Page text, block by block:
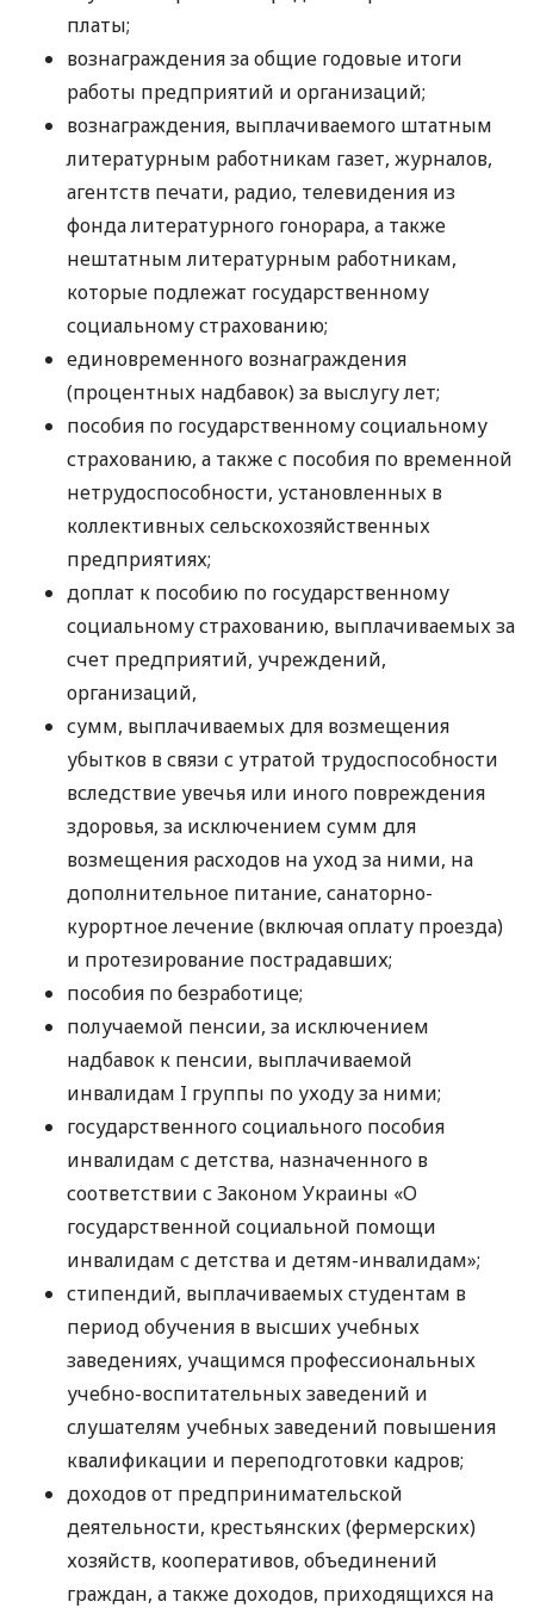
платы;
вознаграждения за общие годовые итоги
работы предприятий и организаций;
вознаграждения, выплачиваемого штатным
литературным работникам газет, журналов,
агентств печати, радио, телевидения из
фонда литературного гонорара, а также
нештатным литературным работникам,
которые подлежат государственному
социальному страхованию;
единовременного вознаграждения
(процентных надбавок) за выслугу лет;
пособия по государственному социальному
страхованию, а также с пособия по временной
нетрудоспособности, установленных в
коллективных сельскохозяйственных
предприятиях;
доплат к пособию по государственному
социальному страхованию, выплачиваемых за
счет предприятий, учреждений,
организаций,
сумм, выплачиваемых для возмещения
убытков в связи с утратой трудоспособности
вследствие увечья или иного повреждения
здоровья, за исключением сумм для
возмещения расходов на уход за ними, на
дополнительное питание, санаторно-
курортное лечение (включая оплату проезда)
и протезирование пострадавших;
пособия по безработице;
получаемой пенсии, за исключением
надбавок к пенсии, выплачиваемой
инвалидам I группы по уходу за ними;
государственного социального пособия
инвалидам с детства, назначенного в
соответствии с Законом Украины «О
государственной социальной помощи
инвалидам с детства и детям-инвалидам»;
стипендий, выплачиваемых студентам в
период обучения в высших учебных
заведениях, учащимся профессиональных
учебно-воспитательных заведений и
слушателям учебных заведений повышения
квалификации и переподготовки кадров;
доходов от предпринимательской
деятельности, крестьянских (фермерских)
хозяйств, кооперативов, объединений
граждан, а также доходов, приходящихся на